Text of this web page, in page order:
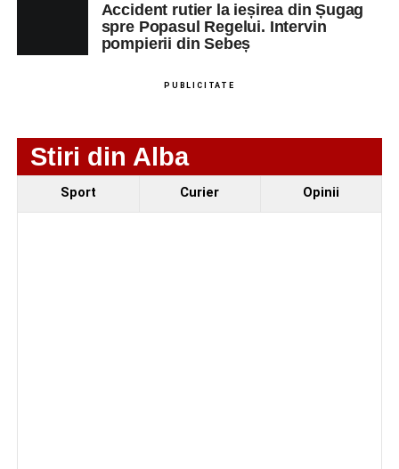
Ultimele știri din Sebeș
Accident rutier la ieșirea din Șugag
spre Popasul Regelui. Intervin
pompierii din Sebeș
PUBLICITATE
Stiri din Alba
Sport Curier Opinii